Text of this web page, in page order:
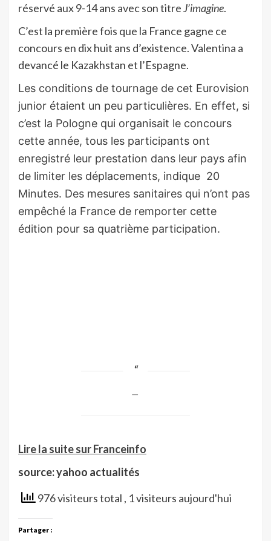
réservé aux 9-14 ans avec son titreJ’imagine.
C’est la première fois que la France gagne ce
concours en dix huit ans d’existence. Valentina a
devancé le Kazakhstan et l’Espagne.
Les conditions de tournage de cet Eurovision
junior étaient un peu particulières. En effet, si
c’est la Pologne qui organisait le concours
cette année, tous les participants ont
enregistré leur prestation dans leur pays afin
de limiter les déplacements, indique 20
Minutes. Des mesures sanitaires qui n’ont pas
empêché la France de remporter cette
édition pour sa quatrième participation.
Lire la suite sur Franceinfo
source: yahoo actualités
976 visiteurs total , 1 visiteurs aujourd'hui
Partager :